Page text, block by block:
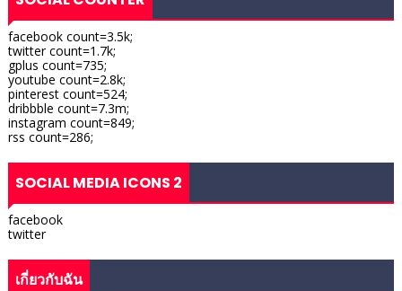
facebook count=3.5k;
twitter count=1.7k;
gplus count=735;
youtube count=2.8k;
pinterest count=524;
dribbble count=7.3m;
instagram count=849;
rss count=286;
SOCIAL MEDIA ICONS 2
facebook
twitter
เกี่ยวกับฉัน